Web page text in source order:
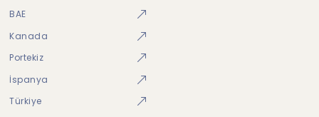
BAE
Kanada
Portekiz
İspanya
Türkiye